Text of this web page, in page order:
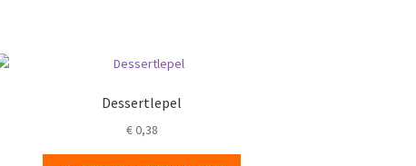
Dessertlepel
€0,38